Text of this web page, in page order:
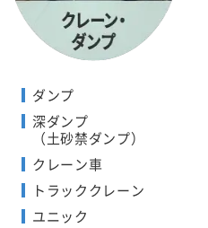
ダンプ
深ダンプ
（土砂禁ダンプ）
クレーン車
トラッククレーン
ユニック